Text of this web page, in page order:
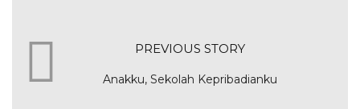
PREVIOUS STORY
Anakku, Sekolah Kepribadianku